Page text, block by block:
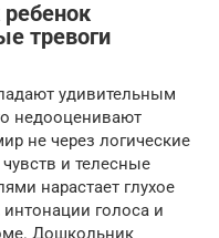
тревоги
удивительным
недооценивают
не через логические
и телесные
нарастает глухое
голоса и
Дошкольник